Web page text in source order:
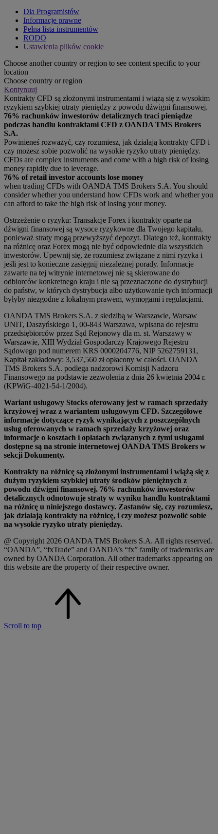
Dla Programistów
Informacje prawne
Pełna lista instrumentów
RODO
Ustawienia plików cookie
Choose another country or region to see content specific to your
location
Choose country or region
Kontynuuj
Kontrakty CFD są złożonymi instrumentami i wiążą się z wysokim
ryzykiem szybkiej utraty pieniędzy z powodu dźwigni finansowej.
76% rachunków inwestorów detalicznych traci pieniądze
podczas handlu kontraktami CFD z OANDA TMS Brokers
S.A.
Powinieneś rozważyć, czy rozumiesz, jak działają kontrakty CFD i
czy możesz sobie pozwolić na wysokie ryzyko utraty pieniędzy.
CFDs are complex instruments and come with a high risk of losing
money rapidly due to leverage.
76% of retail investor accounts lose money
when trading CFDs with OANDA TMS Brokers S.A. You should
consider whether you understand how CFDs work and whether you
can afford to take the high risk of losing your money.
Ostrzeżenie o ryzyku: Transakcje Forex i kontrakty oparte na
dźwigni finansowej są wysoce ryzykowne dla Twojego kapitału,
ponieważ straty mogą przewyższyć depozyt. Dlatego też, kontrakty
na różnicę oraz Forex mogą nie być odpowiednie dla wszystkich
inwestorów. Upewnij się, że rozumiesz związane z nimi ryzyka i
jeśli jest to konieczne zasięgnij niezależnej porady. Informacje
zawarte na tej witrynie internetowej nie są skierowane do
odbiorców konkretnego kraju i nie są przeznaczone do dystrybucji
do państw, w których dystrybucja albo użytkowanie tych informacji
byłyby niezgodne z lokalnym prawem, wymogami i regulacjami.
OANDA TMS Brokers S.A. z siedzibą w Warszawie, Warsaw
UNIT, Daszyńskiego 1, 00-843 Warszawa, wpisana do rejestru
przedsiębiorców przez Sąd Rejonowy dla m. st. Warszawy w
Warszawie, XIII Wydział Gospodarczy Krajowego Rejestru
Sądowego pod numerem KRS 0000204776, NIP 5262759131,
Kapitał zakładowy: 3,537,560 zł opłacony w całości. OANDA
TMS Brokers S.A. podlega nadzorowi Komisji Nadzoru
Finansowego na podstawie zezwolenia z dnia 26 kwietnia 2004 r.
(KPWiG-4021-54-1/2004).
Wariant usługowy Stocks oferowany jest w ramach sprzedaży
krzyżowej wraz z wariantem usługowym CFD. Szczegółowe
informacje dotyczące ryzyk wynikających z poszczególnych
usług oferowanych w ramach sprzedaży krzyżowej oraz
informacje o kosztach i opłatach związanych z tymi usługami
dostępne są na stronie internetowej OANDA TMS Brokers w
sekcji Dokumenty.
Kontrakty na różnicę są złożonymi instrumentami i wiążą się z
dużym ryzykiem szybkiej utraty środków pieniężnych z
powodu dźwigni finansowej. 76% rachunków inwestorów
detalicznych odnotowuje straty w wyniku handlu kontraktami
na różnicę u niniejszego dostawcy. Zastanów się, czy rozumiesz,
jak działają kontrakty na różnicę, i czy możesz pozwolić sobie
na wysokie ryzyko utraty pieniędzy.
@ Copyright 2026 OANDA TMS Brokers S.A. All rights reserved.
“OANDA”, “fxTrade” and OANDA’s “fx” family of trademarks are
owned by OANDA Corporation. All other trademarks appearing on
this website are the property of their respective owner.
Scroll to top